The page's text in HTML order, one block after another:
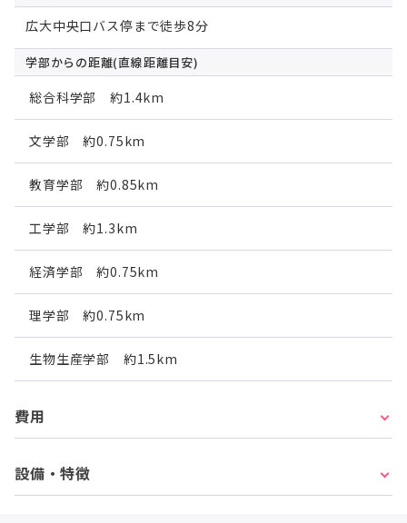
広大中央口バス停まで徒歩8分
学部からの距離(直線距離目安)
総合科学部 約1.4km
文学部 約0.75km
教育学部 約0.85km
工学部 約1.3km
経済学部 約0.75km
理学部 約0.75km
生物生産学部 約1.5km
費用
設備・特徴